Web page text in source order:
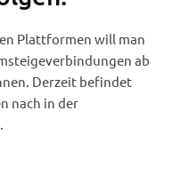
Plattformen will man
ab
Derzeit befindet
nach in der